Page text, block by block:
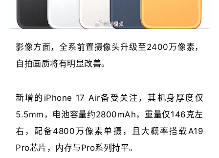
影像方面，全系前置摄像头升级至2400万像素，
自拍画质将有明显改善。
新增的iPhone 17 Air备受关注，其机身厚度仅
5.5mm，电池容量约2800mAh，重量仅146克左
右，配备4800万像素单摄，且大概率搭载A19
Pro芯片，内存与Pro系列持平。